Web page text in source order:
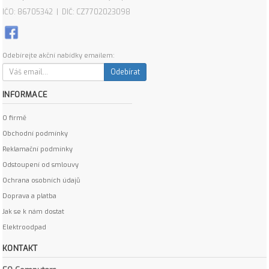
IČO: 86705342 | DIČ: CZ7702023098
Odebírejte akční nabídky emailem:
Odebírat
INFORMACE
O firmě
Obchodní podmínky
Reklamační podmínky
Odstoupení od smlouvy
Ochrana osobních údajů
Doprava a platba
Jak se k nám dostat
Elektroodpad
KONTAKT